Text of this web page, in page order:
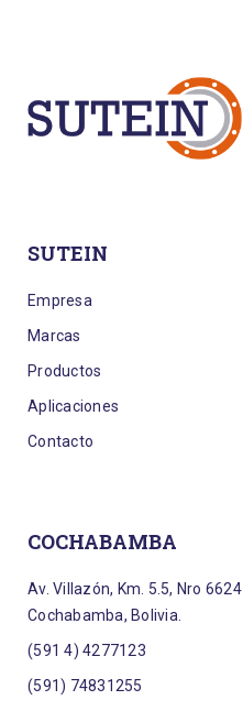
SUTEIN
Empresa
Marcas
Productos
Aplicaciones
Contacto
COCHABAMBA
Av. Villazón, Km. 5.5, Nro 6624
Cochabamba, Bolivia.
(591 4) 4277123
(591) 74831255